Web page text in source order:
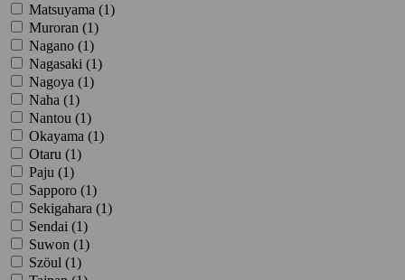
Matsuyama (1)
Muroran (1)
Nagano (1)
Nagasaki (1)
Nagoya (1)
Naha (1)
Nantou (1)
Okayama (1)
Otaru (1)
Paju (1)
Sapporo (1)
Sekigahara (1)
Sendai (1)
Suwon (1)
Szöul (1)